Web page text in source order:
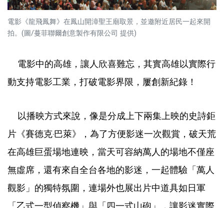
電影《龍飛鳳舞》在鳳山開漳聖王廟取景，並邀附近居民一起來開
拍。(圖/蔓菲聯爾創意製作有限公司 提供)
電影中的高雄，讓人欣喜難忘，其實高雄以實際行
動支持電影工業，打破電影界限，屢創新紀錄！
以播映方式來說，像是分成上下兩集上映的史詩鉅
片《賽德克‧巴萊》，為了方便影迷一次觀賞，破天荒
在高雄巨蛋場地連映，當天可容納萬人的場地不僅座
無虛席，還有來自全台各地的影迷，一起體驗「萬人
觀影」的獨特氛圍，連場外也展出片中道具如日軍
「乙式一型偵察機」與「四一式山砲」，讓影迷實際